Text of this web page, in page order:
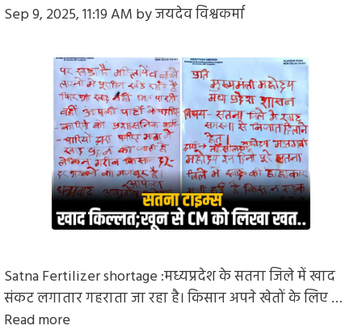
Sep 9, 2025, 11:19 AM byजयदेव विश्वकर्मा
Satna Fertilizer shortage :मध्यप्रदेश के सतना जिले में खाद
संकट लगातार गहराता जा रहा है। किसान अपने खेतों के लिए …
Read more